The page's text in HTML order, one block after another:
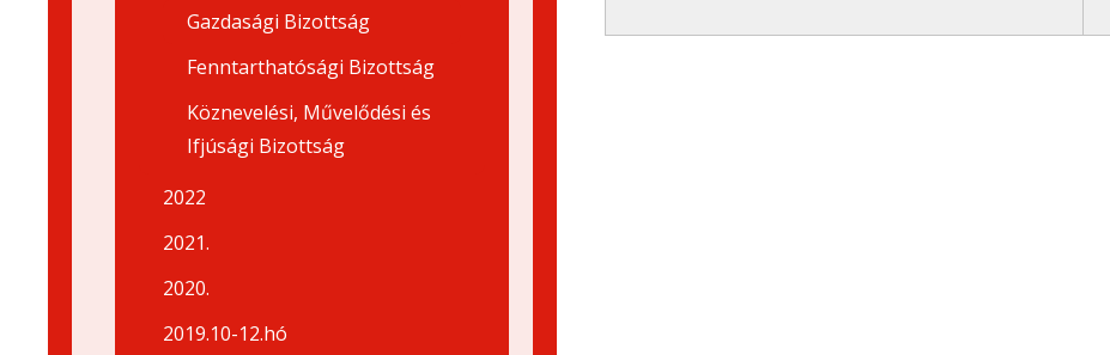
Gazdasági Bizottság
Fenntarthatósági Bizottság
Köznevelési, Művelődési és
Ifjúsági Bizottság
2022
2021.
2020.
2019.10-12.hó